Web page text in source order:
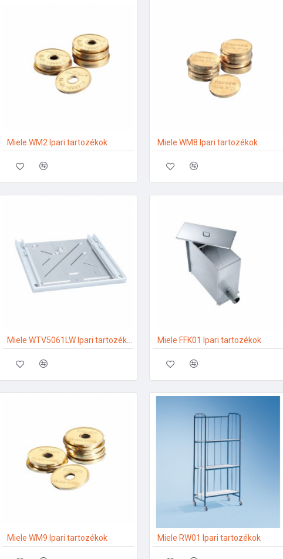
Miele WM2 Ipari tartozékok Miele WM8 Ipari tartozékok
Miele WTV5061LW Ipari tartozékok Miele FFK01 Ipari tartozékok
Miele WM9 Ipari tartozékok Miele RW01 Ipari tartozékok